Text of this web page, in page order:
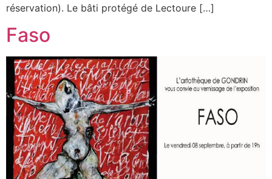
réservation). Le bâti protégé de Lectoure […]
Faso